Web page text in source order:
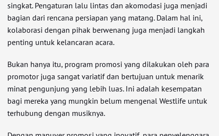
singkat. Pengaturan lalu lintas dan akomodasi juga menjadi
bagian dari rencana persiapan yang matang. Dalam hal ini,
kolaborasi dengan pihak berwenang juga menjadi langkah
penting untuk kelancaran acara.
Bukan hanya itu, program promosi yang dilakukan oleh para
promotor juga sangat variatif dan bertujuan untuk menarik
minat pengunjung yang lebih luas. Ini adalah kesempatan
bagi mereka yang mungkin belum mengenal Westlife untuk
terhubung dengan musiknya.